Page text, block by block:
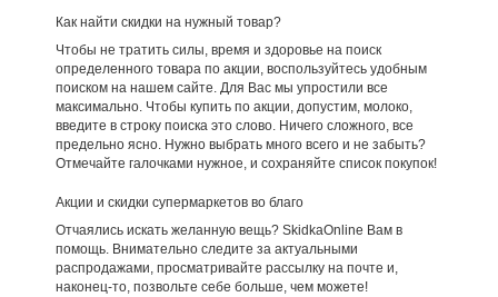
Как найти скидки на нужный товар?
Чтобы не тратить силы, время и здоровье на поиск
определенного товара по акции, воспользуйтесь удобным
поиском на нашем сайте. Для Вас мы упростили все
максимально. Чтобы купить по акции, допустим, молоко,
введите в строку поиска это слово. Ничего сложного, все
предельно ясно. Нужно выбрать много всего и не забыть?
Отмечайте галочками нужное, и сохраняйте список покупок!
Акции и скидки супермаркетов во благо
Отчаялись искать желанную вещь? SkidkaOnline Вам в
помощь. Внимательно следите за актуальными
распродажами, просматривайте рассылку на почте и,
наконец-то, позвольте себе больше, чем можете!